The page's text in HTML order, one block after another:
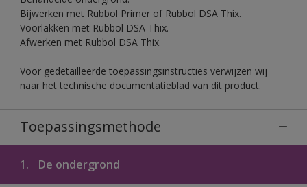
Bijwerken met Rubbol Primer of Rubbol DSA Thix.
Voorlakken met Rubbol DSA Thix.
Afwerken met Rubbol DSA Thix.
Voor gedetailleerde toepassingsinstructies verwijzen wij
naar het technische documentatieblad van dit product.
Toepassingsmethode
1. De ondergrond